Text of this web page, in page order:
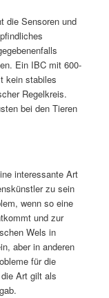
die Sensoren und
Ein IBC mit 600-
kein stabiles
Regelkreis.
bei den Tieren
interessante Art
zu sein
wenn so eine
und zur
Wels in
aber in anderen
für die
Art gilt als